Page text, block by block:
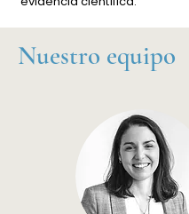
Nuestro equipo